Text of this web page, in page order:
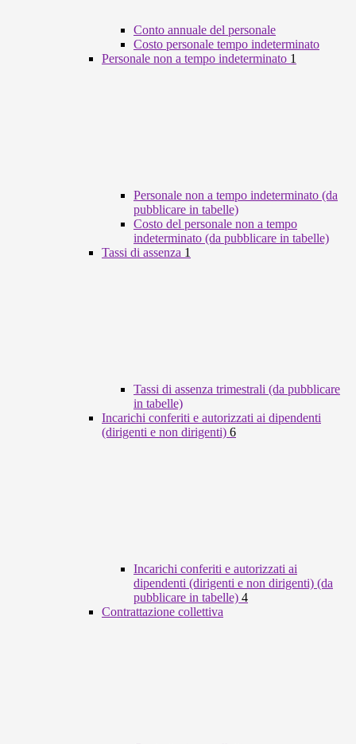
Conto annuale del personale
Costo personale tempo indeterminato
Personale non a tempo indeterminato 1
Personale non a tempo indeterminato (da
pubblicare in tabelle)
Costo del personale non a tempo
indeterminato (da pubblicare in tabelle)
Tassi di assenza 1
Tassi di assenza trimestrali (da pubblicare
in tabelle)
Incarichi conferiti e autorizzati ai dipendenti
(dirigenti e non dirigenti) 6
Incarichi conferiti e autorizzati ai
dipendenti (dirigenti e non dirigenti) (da
pubblicare in tabelle) 4
Contrattazione collettiva